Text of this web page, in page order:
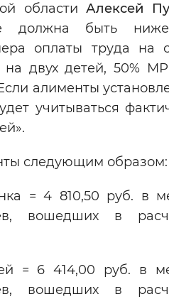
области Алексей
должна быть
оплаты труда на
двух детей, 50%
алименты
учитываться
следующим образом:
= 4 810,50 руб. в
вошедших в
= 6 414,00 руб. в
вошедших в